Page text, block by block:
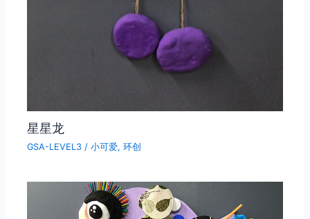
星星龙
GSA-LEVEL3 /小可爱,环创